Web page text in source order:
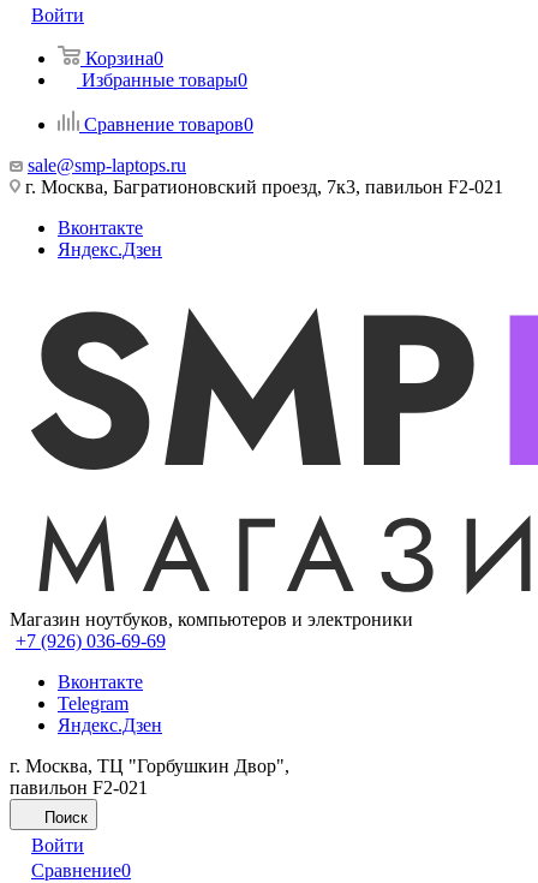
Войти
Корзина0
Избранные товары0
Сравнение товаров0
sale@smp-laptops.ru
г. Москва, Багратионовский проезд, 7к3, павильон F2-021
Вконтакте
Яндекс.Дзен
Магазин ноутбуков, компьютеров и электроники
+7 (926) 036-69-69
Вконтакте
Telegram
Яндекс.Дзен
г. Москва, ТЦ "Горбушкин Двор",
павильон F2-021
Поиск
Войти
Сравнение0